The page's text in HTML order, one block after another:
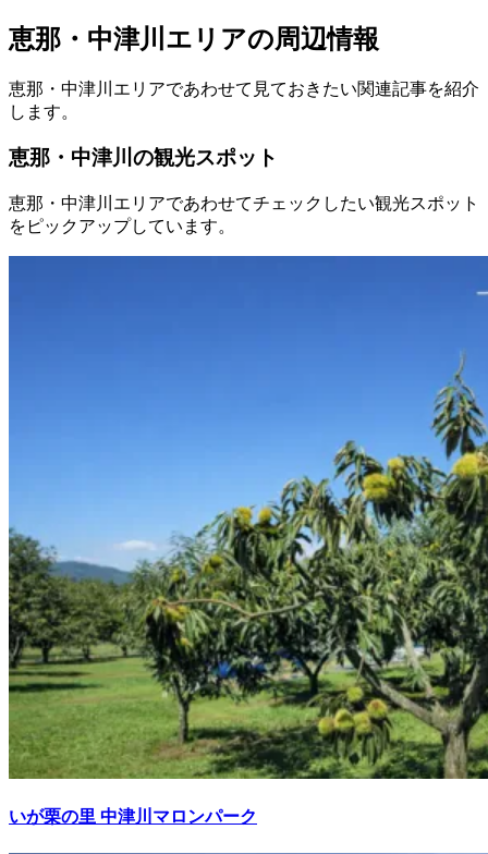
恵那・中津川エリアの周辺情報
恵那・中津川エリアであわせて見ておきたい関連記事を紹介
します。
恵那・中津川の観光スポット
恵那・中津川エリアであわせてチェックしたい観光スポット
をピックアップしています。
いが栗の里 中津川マロンパーク